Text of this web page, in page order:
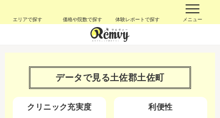
エリアで探す 価格や院数で探す 体験レポートで探す メニュー
データで見る土佐郡土佐町
クリニック充実度 利便性